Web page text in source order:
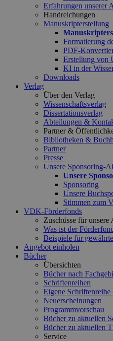
Erfahrungen unserer
Handreichungen
Manuskripterstellung
Formatierung
PDF-
Erstellung von
KI in der
Downloads
Verlag
Über den Verlag
Wissenschaftsverlag
Dissertationsverlag
Abteilungen &
Partner &
Bibliotheken &
Partner
Presse
Unsere Sponsoring-
Unsere
Sponsoring
Unsere
Stimmen zum
VDK-Förderfonds
Zuschüsse für unsere
Was ist der
Beispiele für
Angebot einholen
Bücher
Übersichten
Bücher nach
Schriftenreihen
Eigene Schriftenreihe
Neuerscheinungen
Programmvorschau
Bücher zu aktuellen
Bücher zu aktuellen
Service